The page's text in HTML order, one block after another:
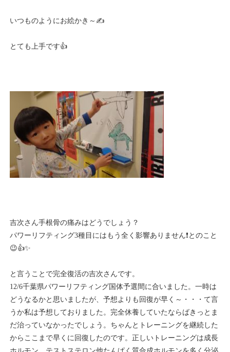
いつものようにお絵かき～✍️
とても上手です👍
吉次さん手根骨の痛みはどうでしょう？
パワーリフティング3種目にはもう全く影響ありません❗とのこと
😉👍✨
と言うことで完全復活の吉次さんです。
12/6千葉県パワーリフティング国体予選間に合いました。一時は
どうなるかと思いましたが、予想よりも回復が早く～・・・て言
うか私は予想しておりました。完全休養していたならばきっとま
だ治っていなかったでしょう。ちゃんとトレーニングを継続した
からここまで早くに回復したのです。正しいトレーニングは成長